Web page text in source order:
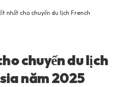
nhất cho chuyến du lịch French
chuyến du lịch
năm 2025